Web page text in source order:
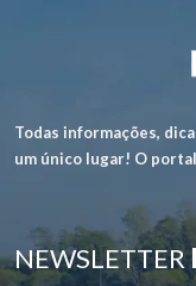
Todas informações,
um único lugar! O
NEWSLETTER